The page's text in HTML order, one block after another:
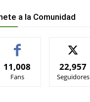
a la Comunidad
11,008
Fans
22,957
Seguidores